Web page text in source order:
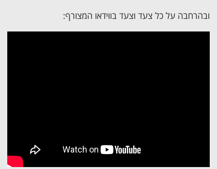
ובהרחבה על כל צעד וצעד בווידאו המצורף: